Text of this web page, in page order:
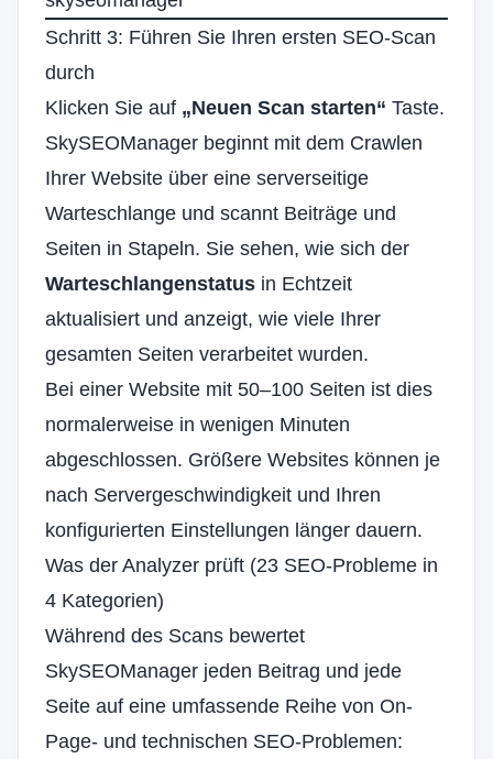
Schritt 3: Führen Sie Ihren ersten SEO-Scan
durch
Klicken Sie auf „Neuen Scan starten“ Taste.
SkySEOManager beginnt mit dem Crawlen
Ihrer Website über eine serverseitige
Warteschlange und scannt Beiträge und
Seiten in Stapeln. Sie sehen, wie sich der
Warteschlangenstatus in Echtzeit
aktualisiert und anzeigt, wie viele Ihrer
gesamten Seiten verarbeitet wurden.
Bei einer Website mit 50–100 Seiten ist dies
normalerweise in wenigen Minuten
abgeschlossen. Größere Websites können je
nach Servergeschwindigkeit und Ihren
konfigurierten Einstellungen länger dauern.
Was der Analyzer prüft (23 SEO-Probleme in
4 Kategorien)
Während des Scans bewertet
SkySEOManager jeden Beitrag und jede
Seite auf eine umfassende Reihe von On-
Page- und technischen SEO-Problemen: